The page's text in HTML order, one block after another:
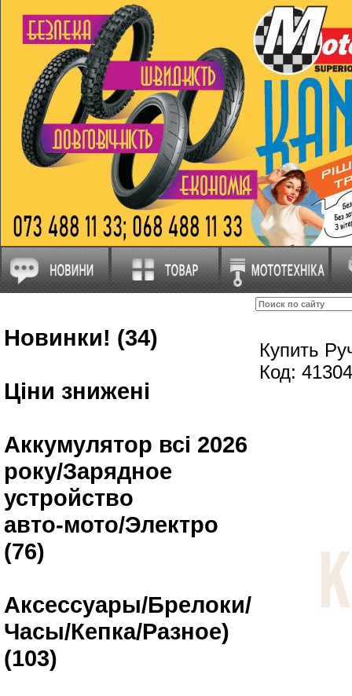
Новинки! (34)
Ціни знижені
Аккумулятор всі 2026
року/Зарядное
устройство
авто-мото/Электро
(76)
Аксессуары/Брелоки/
Часы/Кепка/Разное)
(103)
Купить
Код: